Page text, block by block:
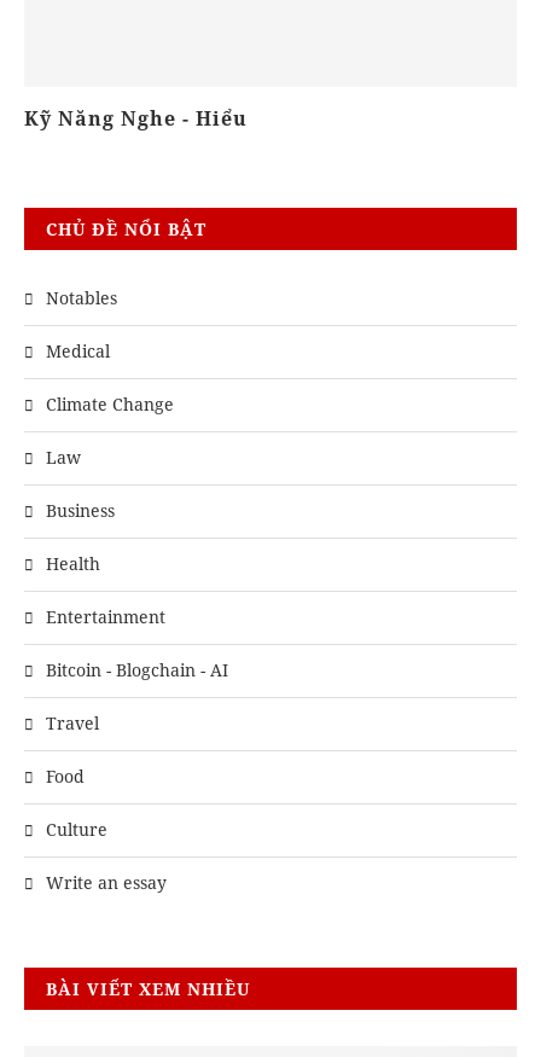
Kỹ Năng Nghe - Hiểu
CHỦ ĐỀ NỔI BẬT
Notables
Medical
Climate Change
Law
Business
Health
Entertainment
Bitcoin - Blogchain - AI
Travel
Food
Culture
Write an essay
BÀI VIẾT XEM NHIỀU